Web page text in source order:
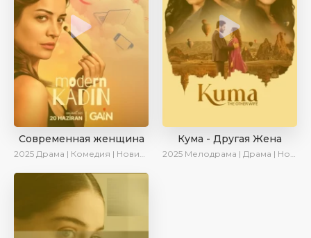
Современная женщина
2025 Драма | Комедия | Новинки | Сериалы 2025
Кума - Другая Жена
2025 Мелодрама | Драма | Новинки | Сериалы 2025